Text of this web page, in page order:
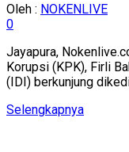
Oleh : NOKENLIVE
0
Jayapura,
Korupsi (KPK), Firli
(IDI) berkunjung
SelengkapnyaDetails